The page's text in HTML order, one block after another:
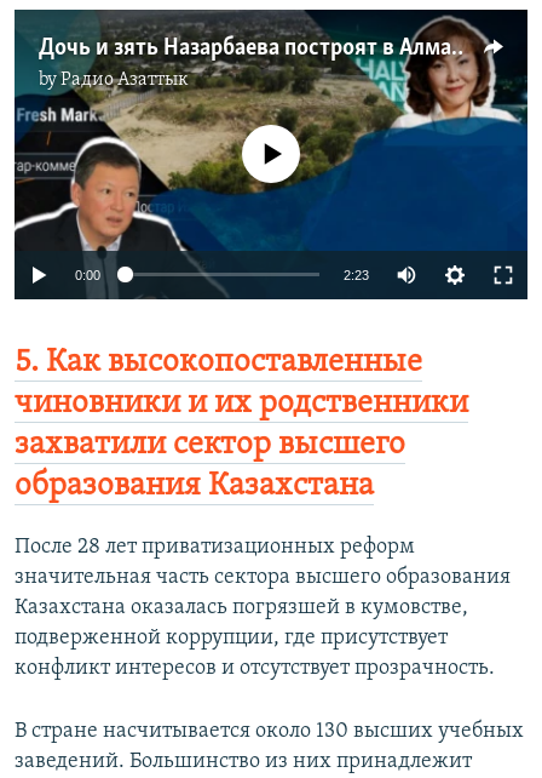
Дочь и зять Назарбаева построят в Алматы еще один торговый центр
byРадио Азаттык
No media source currently available
0:00 2:23
5. Как высокопоставленные
чиновники и их родственники
захватили сектор высшего
образования Казахстана
После 28 лет приватизационных реформ
значительная часть сектора высшего образования
Казахстана оказалась погрязшей в кумовстве,
подверженной коррупции, где присутствует
конфликт интересов и отсутствует прозрачность.
В стране насчитывается около 130 высших учебных
заведений. Большинство из них принадлежит